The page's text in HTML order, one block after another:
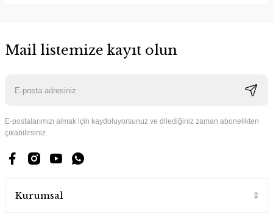
Mail listemize kayıt olun
E-postalarımızı almak için kaydoluyorsunuz ve dilediğiniz zaman abonelikten
çıkabilirsiniz.
Kurumsal